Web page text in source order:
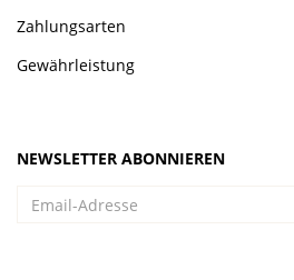
Zahlungsarten
Gewährleistung
NEWSLETTER ABONNIEREN
Adresse